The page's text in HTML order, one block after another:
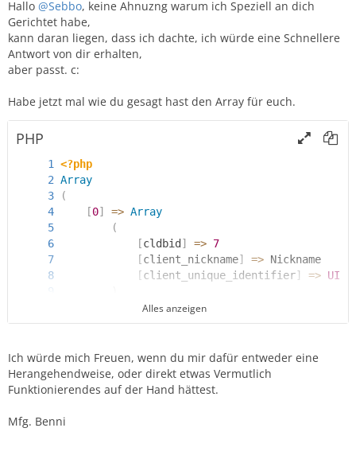
Hallo @Sebbo, keine Ahnuzng warum ich Speziell an dich
Gerichtet habe,
kann daran liegen, dass ich dachte, ich würde eine Schnellere
Antwort von dir erhalten,
aber passt. c:
Habe jetzt mal wie du gesagt hast den Array für euch.
PHP
<?php
Array
(
[0] => Array
(
[cldbid ] => 7
[client_nickname] => Nickname
[client_unique_identifier] => UID
(
[ cldbid] => 12
[ client_nickname
Alles anzeigen
Ich würde mich Freuen, wenn du mir dafür entweder eine
Herangehendweise, oder direkt etwas Vermutlich
Funktionierendes auf der Hand hättest.
Mfg. Benni